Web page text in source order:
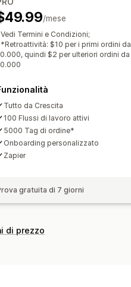
/mese
Termini e Condizioni;
$10 per i primi ordini da
quindi $2 per ulteriori ordini da
Tutto da Crescita
100 Flussi di lavoro attivi
5000 Tag di ordine*
Onboarding personalizzato
Zapier
gratuita di 7 giorni
di prezzo